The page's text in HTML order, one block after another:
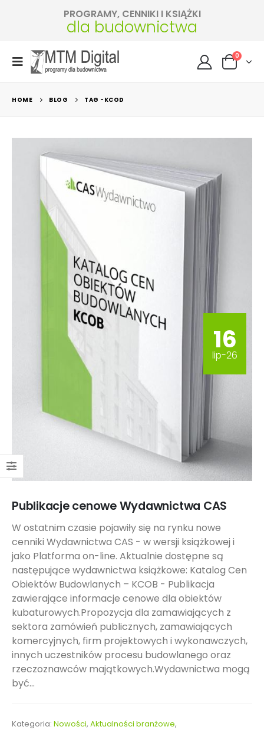
PROGRAMY, CENNIKI I KSIĄŻKI
dla budownictwa
0
HOME BLOG TAG - KCOD
16
lip-26
Publikacje cenowe Wydawnictwa CAS
W ostatnim czasie pojawiły się na rynku nowe
cenniki Wydawnictwa CAS - w wersji książkowej i
jako Platforma on-line. Aktualnie dostępne są
następujące wydawnictwa książkowe: Katalog Cen
Obiektów Budowlanych – KCOB - Publikacja
zawierające informacje cenowe dla obiektów
kubaturowych.Propozycja dla zamawiających z
sektora zamówień publicznych, zamawiających
komercyjnych, firm projektowych i wykonawczych,
innych uczestników procesu budowlanego oraz
rzeczoznawców majątkowych.Wydawnictwa mogą
być...
Kategoria: Nowości, Aktualności branżowe,